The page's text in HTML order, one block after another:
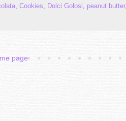
Cookies Dolci Golosi peanut butter,
page